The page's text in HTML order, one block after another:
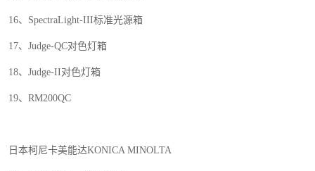
16、 SpectraLight-III标准光源箱
17、 Judge-QC对色灯箱
18、 Judge-II对色灯箱
19、 RM200QC
日本柯尼卡美能达KONICA MINOLTA